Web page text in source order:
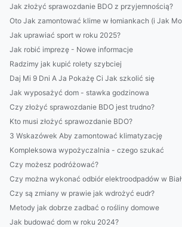
Jak złożyć sprawozdanie BDO z przyjemnością?
Oto Jak zamontować klime w łomiankach (i Jak
Jak uprawiać sport w roku 2025?
Jak robić imprezę - Nowe informacje
Radzimy jak kupić rolety szybciej
Daj Mi 9 Dni A Ja Pokażę Ci Jak szkolić się
Jak wyposażyć dom - stawka godzinowa
Czy złożyć sprawozdanie BDO jest trudno?
Kto musi złożyć sprawozdanie BDO?
3 Wskazówek Aby zamontować klimatyzację
Kompleksowa wypożyczalnia - czego szukać
Czy możesz podróżować?
Czy można wykonać odbiór elektroodpadów w
Czy są zmiany w prawie jak wdrożyć eudr?
Metody jak dobrze zadbać o rośliny domowe
Jak budować dom w roku 2024?